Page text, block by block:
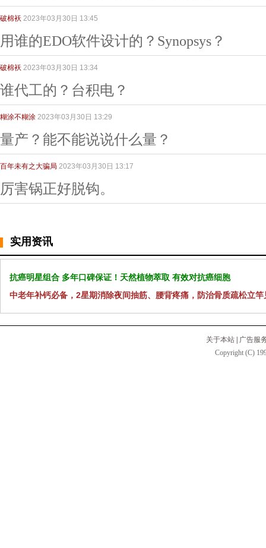
破棉袄 2023年03月30日 13:45
用谁的EDO软件设计的？Synopsys？
破棉袄 2023年03月30日 13:34
谁代工的？台积电？
糊涂不糊涂 2023年03月30日 13:29
量产？能不能说说什么量？
百年未有之大骗局 2023年03月30日 13:17
厉害锅正好脱钩。
实用资讯
抗癌明星组合 多年口碑保证！天然植物萃取 有效对抗癌细胞
中老年补钙必备，2星期消除夜间抽筋、腰背疼痛，防治骨质疏松立竿
关于本站
广告服
Copyright (C)